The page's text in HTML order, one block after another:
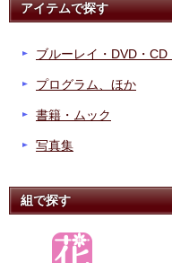
アイテムで探す
ブルーレイ・DVD・CD
プログラム、ほか
書籍・ムック
写真集
組で探す